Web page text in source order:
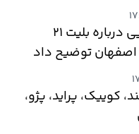
سازمان هواپیمایی درباره بلیت ۲۱
اصفهان توضیح داد
کوییک، پراید، پژو،